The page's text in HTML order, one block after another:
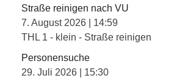
Straße reinigen nach VU
7. August 2026
14:59
THL 1 - klein - Straße reinigen
Personensuche
29. Juli 2026
15:30